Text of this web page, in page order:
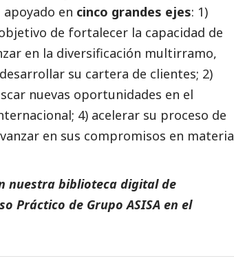
en cinco grandes ejes: 1)
de fortalecer la capacidad de
en la diversificación multirramo,
su cartera de clientes; 2)
nuevas oportunidades en el
4) acelerar su proceso de
en sus compromisos en materia
nuestra biblioteca digital de
Práctico de Grupo ASISA en el